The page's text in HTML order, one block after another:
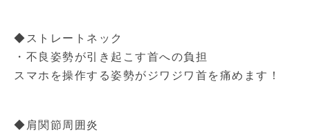
◆ストレートネック
・不良姿勢が引き起こす首への負担
スマホを操作する姿勢がジワジワ首を痛めます！
◆肩関節周囲炎